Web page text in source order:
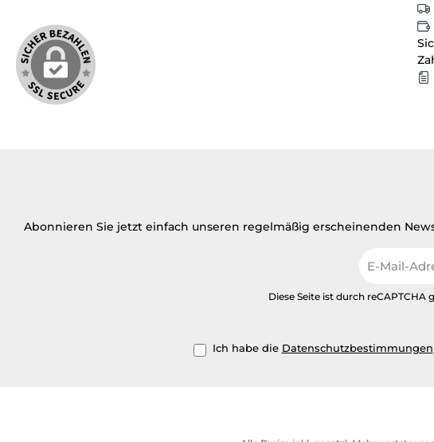
Abonnieren Sie jetzt einfach unseren regelmäßig erscheinenden
Mail-
Diese Seite ist durch reCAPTCHA
Ich habe die Datenschutzbestimmungen